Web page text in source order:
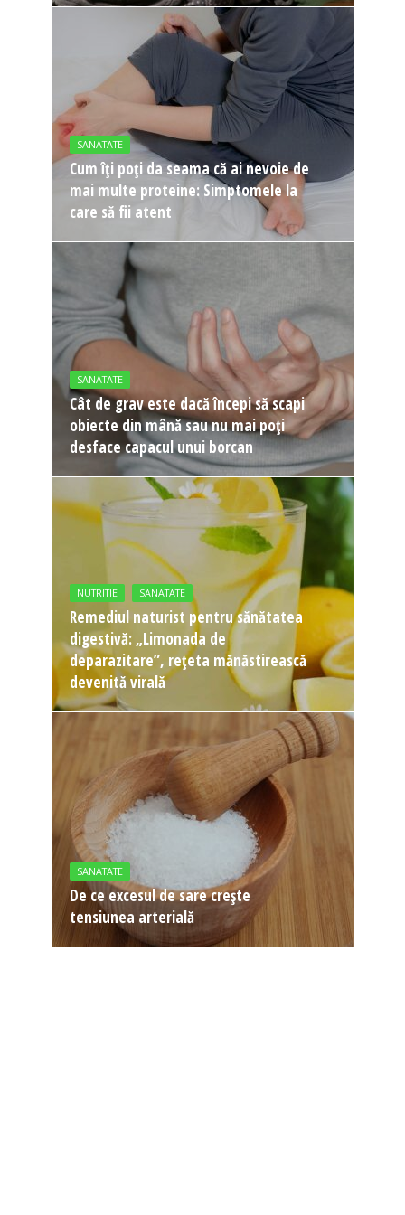
SANATATE
Cum îți poți da seama că ai nevoie de
mai multe proteine: Simptomele la
care să fii atent
SANATATE
Cât de grav este dacă începi să scapi
obiecte din mână sau nu mai poți
desface capacul unui borcan
NUTRITIE SANATATE
Remediul naturist pentru sănătatea
digestivă: „Limonada de
deparazitare”, rețeta mănăstirească
devenită virală
SANATATE
De ce excesul de sare crește
tensiunea arterială